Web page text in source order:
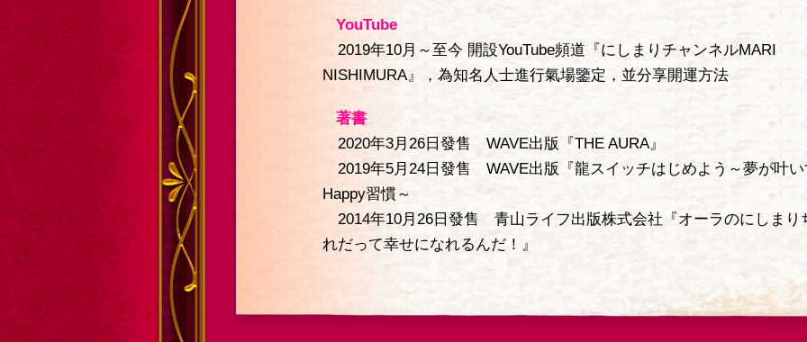
YouTube
2019年10月～至今 開設YouTube頻道『にしまりチャンネルMARI
NISHIMURA』，為知名人士進行氣場鑒定，並分享開運方法
著書
2020年3月26日發售 WAVE出版『THE AURA』
2019年5月24日發售 WAVE出版『龍スイッチはじめよう～夢が叶
Happy習慣～
2014年10月26日發售 青山ライフ出版株式会社『オーラのにしま
れだって幸せになれるんだ！』